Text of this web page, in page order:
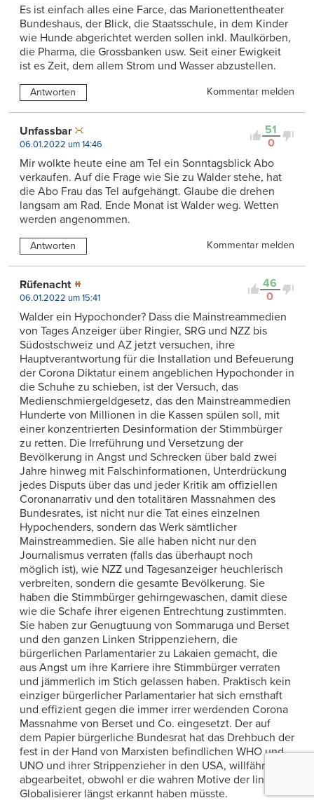
Es ist einfach alles eine Farce, das Marionettentheater
Bundeshaus, der Blick, die Staatsschule, in dem Kinder
wie Hunde abgerichtet werden sollen inkl. Maulkörben,
die Pharma, die Grossbanken usw. Seit einer Ewigkeit
ist es Zeit, dem allem Strom und Wasser abzustellen.
Antworten Kommentar melden
51
0
Unfassbar
06.01.2022 um 14:46
Mir wolkte heute eine am Tel ein Sonntagsblick Abo
verkaufen. Auf die Frage wie Sie zu Walder stehe, hat
die Abo Frau das Tel aufgehängt. Glaube die drehen
langsam am Rad. Ende Monat ist Walder weg. Wetten
werden angenommen.
Antworten Kommentar melden
46
0
Rüfenacht
06.01.2022 um 15:41
Walder ein Hypochonder? Dass die Mainstreammedien
von Tages Anzeiger über Ringier, SRG und NZZ bis
Südostschweiz und AZ jetzt versuchen, ihre
Hauptverantwortung für die Installation und Befeuerung
der Corona Diktatur einem angeblichen Hypochonder in
die Schuhe zu schieben, ist der Versuch, das
Medienschmiergeldgesetz, das den Mainstreammedien
Hunderte von Millionen in die Kassen spülen soll, mit
einer konzentrierten Desinformation der Stimmbürger
zu retten. Die Irreführung und Versetzung der
Bevölkerung in Angst und Schrecken über bald zwei
Jahre hinweg mit Falschinformationen, Unterdrückung
jedes Disputs über das und jeder Kritik am offiziellen
Coronanarrativ und den totalitären Massnahmen des
Bundesrates, ist nicht nur die Tat eines einzelnen
Hypochenders, sondern das Werk sämtlicher
Mainstreammedien. Sie alle haben nicht nur den
Journalismus verraten (falls das überhaupt noch
möglich ist), wie NZZ und Tagesanzeiger heuchlerisch
verbreiten, sondern die gesamte Bevölkerung. Sie
haben die Stimmbürger gehirngewaschen, damit diese
wie die Schafe ihrer eigenen Entrechtung zustimmten.
Sie haben zur Genugtuung von Sommaruga und Berset
und den ganzen Linken Strippenziehern, die
bürgerlichen Parlamentarier zu Lakaien gemacht, die
aus Angst um ihre Karriere ihre Stimmbürger verraten
und jämmerlich im Stich gelassen haben. Praktisch kein
einziger bürgerlicher Parlamentarier hat sich ernsthaft
und effizient gegen die immer irrer werdenden Corona
Massnahme von Berset und Co. eingesetzt. Der auf
dem Papier bürgerliche Bundesrat hat das Drehbuch der
fest in der Hand von Marxisten befindlichen WHO und
UNO und ihrer Strippenzieher in den USA, willfährig
abgearbeitet, obwohl er die wahren Motive der linken
Globalisierer längst erkannt haben müsste.